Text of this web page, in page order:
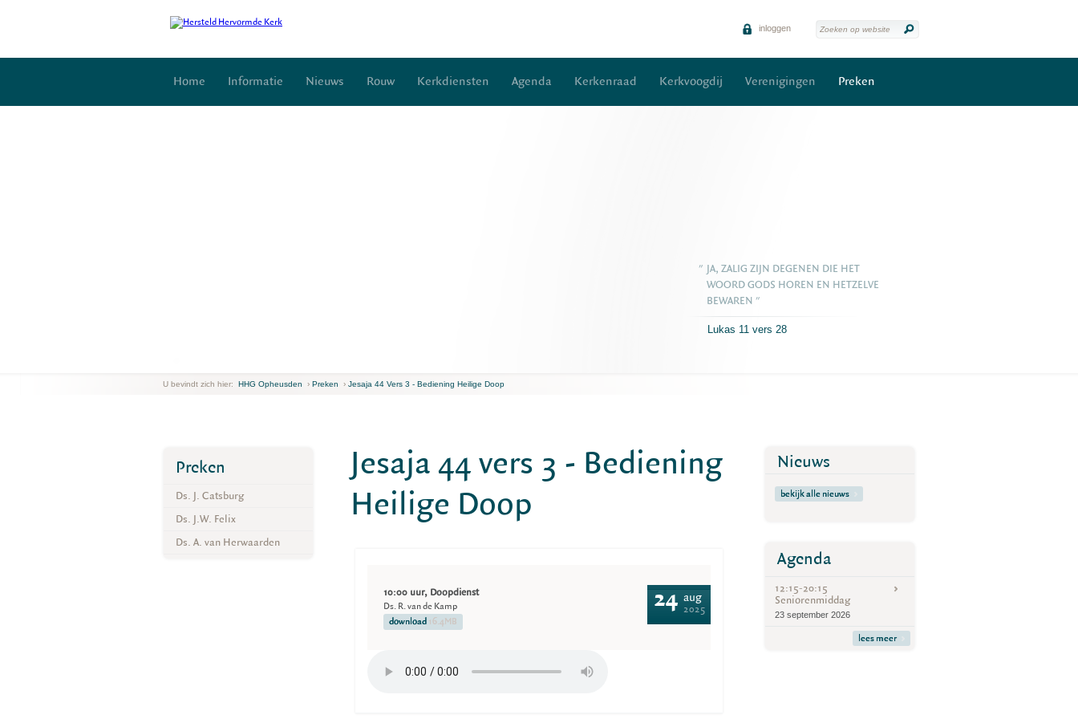
inloggen
Home Informatie Nieuws Rouw Kerkdiensten Agenda Kerkenraad Kerkvoogdij Verenigingen Preken
" JA, ZALIG ZIJN DEGENEN DIE HET
WOORD GODS HOREN EN HETZELVE
BEWAREN "
Lukas 11 vers 28
U bevindt zich hier: HHG Opheusden › Preken › Jesaja 44 Vers 3 - Bediening Heilige Doop
Jesaja 44 vers 3 - Bediening
Heilige Doop
10:00 uur, Doopdienst
Ds. R. van de Kamp
download 16.4MB
24 aug
2025
Preken
Ds. J. Catsburg
Ds. J.W. Felix
Ds. A. van Herwaarden
Nieuws
bekijk alle nieuws
Agenda
12:15-20:15
Seniorenmiddag
23 september 2026
lees meer